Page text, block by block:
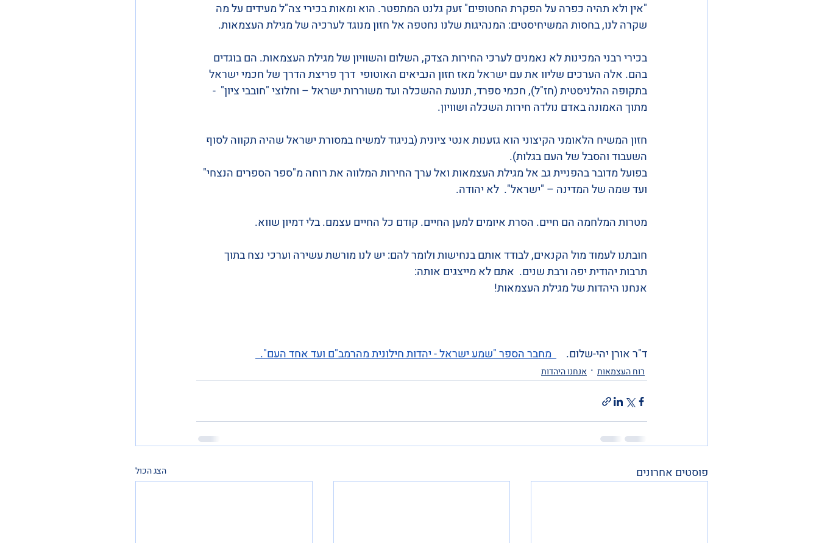
"אין ולא תהיה כפרה על הפקרת החטופים" זעק גלנט המתפטר. הוא ומאות בכירי צה"ל מעידים על מה
שקרה לנו, בחסות המשיחיסטים: המנהיגות שלנו נחטפה אל חזון מנוגד לערכיה של מגילת העצמאות.
בכירי רבני המכינות לא נאמנים לערכי החירות הצדק, השלום והשוויון של מגילת העצמאות. הם בוגדים
בהם. אלה הערכים שליוו את עם ישראל מאז חזון הנביאים האוטופי  דרך פריצת הדרך של חכמי ישראל
בתקופה ההלניסטית (חז"ל), חכמי ספרד, תנועת ההשכלה ועד משוררות ישראל – וחלוצי "חובבי ציון"  -
מתוך האמונה באדם נולדה חירות השכלה ושוויון.
חזון המשיח הלאומני הקיצוני הוא גזענות אנטי ציונית (בניגוד למשיח במסורת ישראל שהיה תקווה לסוף
השעבוד והסבל של העם בגלות).
בפועל מדובר בהפניית גב אל מגילת העצמאות ואל ערך החירות המלווה את רוחה מ"ספר הספרים הנצחי"
ועד שמה של המדינה – "ישראל".  לא יהודה.
מטרות המלחמה הם חיים. הסרת איומים למען החיים. קודם כל החיים עצמם. בלי דמיון שווא.
חובתנו לעמוד מול הקנאים, לבודד אותם בנחישות ולומר להם: יש לנו מורשת עשירה וערכי נצח בתוך
תרבות יהודית יפה ורבת שנים.  אתם לא מייצגים אותה:
אנחנו היהדות של מגילת העצמאות!
ד"ר אורן יהי-שלום.
  מחבר הספר "שמע ישראל - יהדות חילונית מהרמב"ם ועד אחד העם".
רוח העצמאות אנחנו היהדות
פוסטים אחרונים הצג הכול